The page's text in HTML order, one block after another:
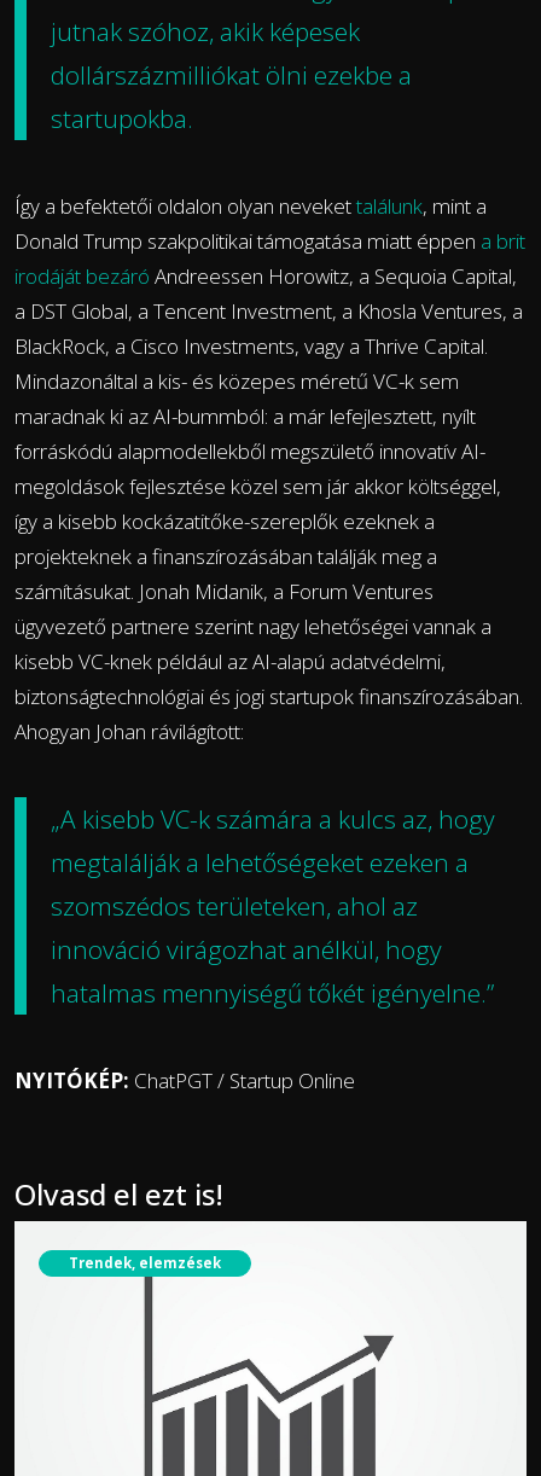
jutnak szóhoz, akik képesek
dollárszázmilliókat ölni ezekbe a
startupokba.
Így a befektetői oldalon olyan nevekettalálunk, mint a
Donald Trump szakpolitikai támogatása miatt éppen a brit
irodáját bezáró Andreessen Horowitz, a Sequoia Capital,
a DST Global, a Tencent Investment, a Khosla Ventures, a
BlackRock, a Cisco Investments, vagy a Thrive Capital.
Mindazonáltal a kis- és közepes méretű VC-k sem
maradnak ki az AI-bummból: a már lefejlesztett, nyílt
forráskódú alapmodellekből megszülető innovatív AI-
megoldások fejlesztése közel sem jár akkor költséggel,
így a kisebb kockázatitőke-szereplők ezeknek a
projekteknek a finanszírozásában találják meg a
számításukat. Jonah Midanik, a Forum Ventures
ügyvezető partnere szerint nagy lehetőségei vannak a
kisebb VC-knek például az AI-alapú adatvédelmi,
biztonságtechnológiai és jogi startupok finanszírozásában.
Ahogyan Johan rávilágított:
„A kisebb VC-k számára a kulcs az, hogy
megtalálják a lehetőségeket ezeken a
szomszédos területeken, ahol az
innováció virágozhat anélkül, hogy
hatalmas mennyiségű tőkét igényelne.”
NYITÓKÉP: ChatPGT / Startup Online
Olvasd el ezt is!
Trendek, elemzések